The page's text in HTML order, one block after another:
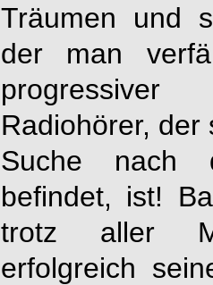
Träumen und
der man
Radiohörer,
Suche nach
befindet, ist!
trotz aller
erfolgreich